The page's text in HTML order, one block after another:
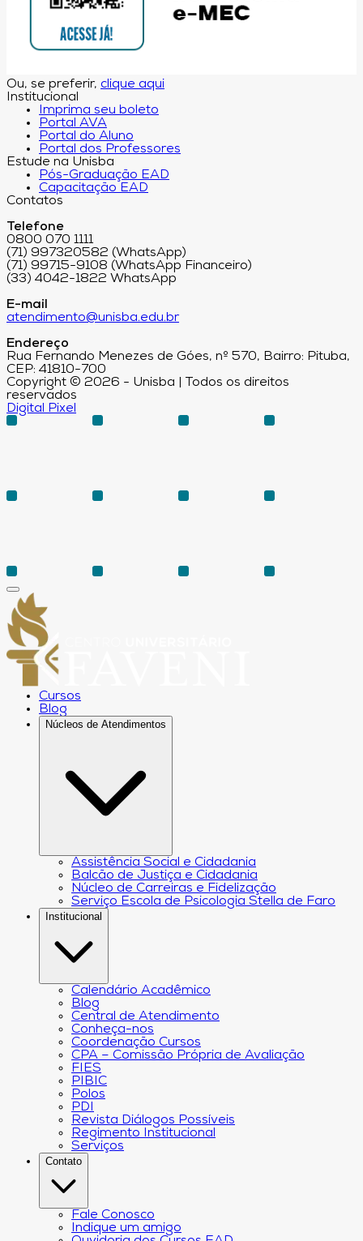
Ou, se preferir, clique aqui
Institucional
Imprima seu boleto
Portal AVA
Portal do Aluno
Portal dos Professores
Estude na Unisba
Pós-Graduação EAD
Capacitação EAD
Contatos
Telefone
0800 070 1111
(71) 997320582 (WhatsApp)
(71) 99715-9108 (WhatsApp Financeiro)
(33) 4042-1822 WhatsApp
E-mail
atendimento@unisba.edu.br
Endereço
Rua Fernando Menezes de Góes, nº 570, Bairro: Pituba,
CEP: 41810-700
Copyright © 2026 - Unisba | Todos os direitos
reservados
Digital Pixel
Cursos
Blog
Núcleos de Atendimentos
Assistência Social e Cidadania
Balcão de Justiça e Cidadania
Núcleo de Carreiras e Fidelização
Serviço Escola de Psicologia Stella de Faro
Institucional
Calendário Acadêmico
Blog
Central de Atendimento
Conheça-nos
Coordenação Cursos
CPA – Comissão Própria de Avaliação
FIES
PIBIC
Polos
PDI
Revista Diálogos Possíveis
Regimento Institucional
Serviços
Contato
Fale Conosco
Indique um amigo